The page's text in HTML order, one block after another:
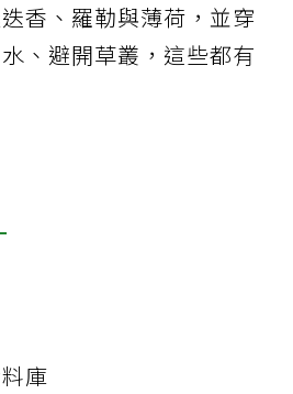
香、羅勒與薄荷，並穿
、避開草叢，這些都有
庫